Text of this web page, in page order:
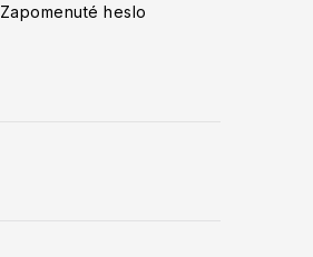
Zapomenuté heslo